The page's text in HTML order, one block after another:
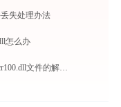
丢失处理办法
怎么办
AutoCAD 主程序 acad.exe提示缺少msvcr100.dll文件的解决办法